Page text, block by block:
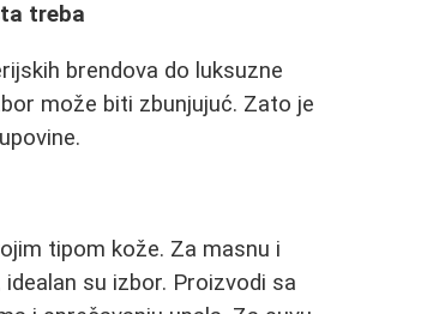
treba
brendova do luksuzne
može biti zbunjujuć. Zato je
tipom kože. Za masnu i
su izbor. Proizvodi sa